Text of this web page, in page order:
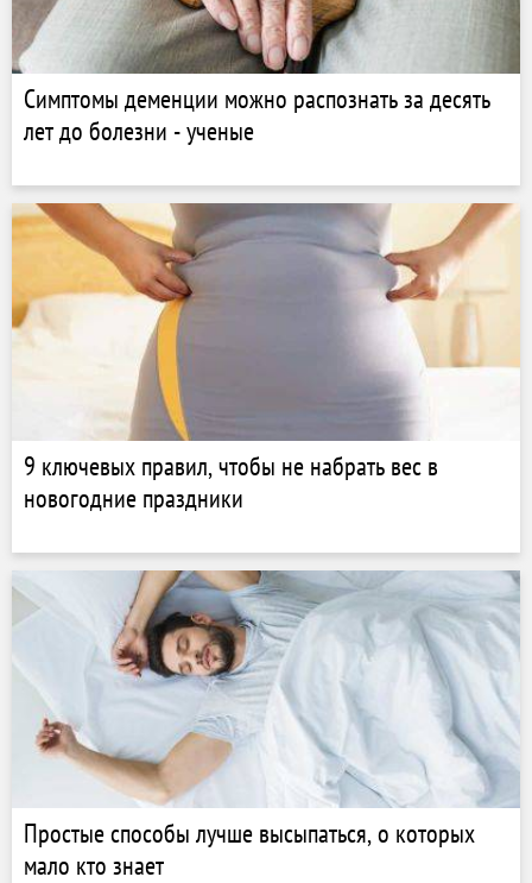
Симптомы деменции можно распознать за десять
лет до болезни - ученые
9 ключевых правил, чтобы не набрать вес в
новогодние праздники
Простые способы лучше высыпаться, о которых
мало кто знает